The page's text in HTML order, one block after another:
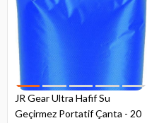
JR Gear Ultra Hafif Su
Geçirmez Portatif Çanta - 20